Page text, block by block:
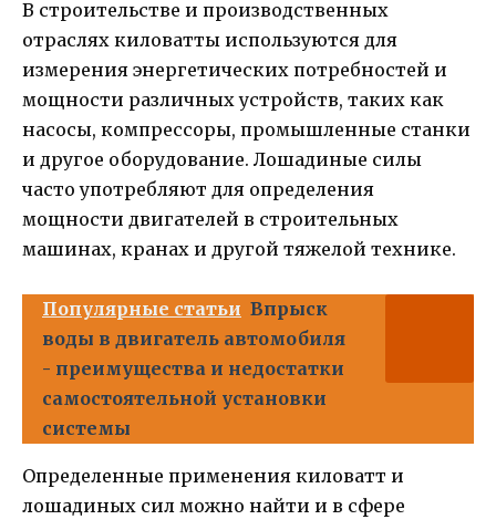
В строительстве и производственных
отраслях киловатты используются для
измерения энергетических потребностей и
мощности различных устройств, таких как
насосы, компрессоры, промышленные станки
и другое оборудование. Лошадиные силы
часто употребляют для определения
мощности двигателей в строительных
машинах, кранах и другой тяжелой технике.
Популярные статьи Впрыск
воды в двигатель автомобиля
- преимущества и недостатки
самостоятельной установки
системы
Определенные применения киловатт и
лошадиных сил можно найти и в сфере